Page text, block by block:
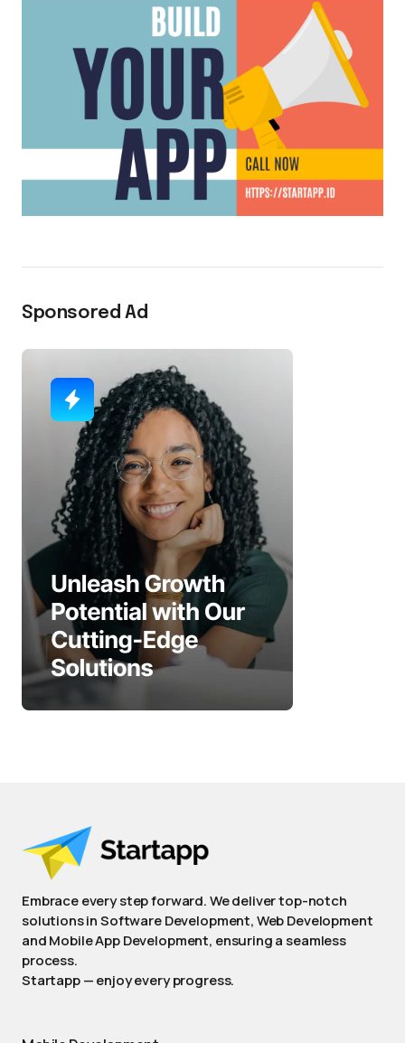
Sponsored Ad
Embrace every step forward. We deliver top-notch
solutions in Software Development, Web Development
and Mobile App Development, ensuring a seamless
process.
Startapp — enjoy every progress.